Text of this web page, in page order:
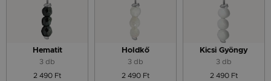
Hematit
3 db
2 490 Ft
Holdkő
3 db
2 490 Ft
Kicsi Gyöngy
3 db
2 490 Ft